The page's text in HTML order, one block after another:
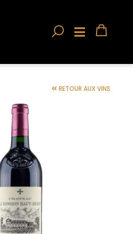
RETOUR AUX VINS